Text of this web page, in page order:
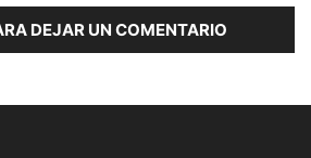
DEJAR UN COMENTARIO